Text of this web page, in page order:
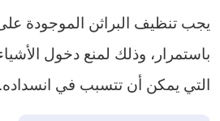
يجب تنظيف البراثن الموجودة
باستمرار، وذلك لمنع دخول
التي يمكن أن تتسبب في انسداده.